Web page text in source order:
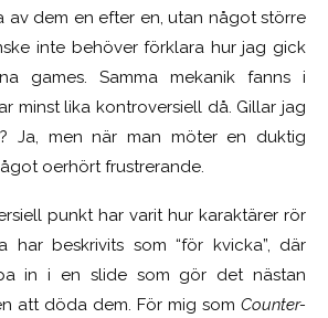
av dem en efter en, utan något större
inte behöver förklara hur jag gick
games. Samma mekanik fanns i
minst lika kontroversiell då. Gillar jag
Ja, men när man möter en duktig
oerhört frustrerande.
punkt har varit hur karaktärer rör
har beskrivits som “för kvicka”, där
in i en slide som gör det nästan
att döda dem. För mig som Counter-